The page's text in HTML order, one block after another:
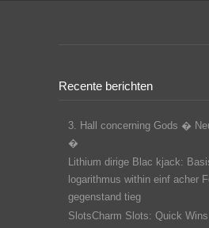
Recente berichten
3. Hall concerning Gods �
�
Lithium dirige Blac kjack:
logarithmus within einf acher
gegenstand tieg
SlotsCharm Slots: Quick